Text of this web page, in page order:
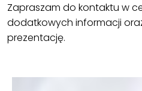
Zapraszam do kontaktu w
dodatkowych informacji
prezentację.